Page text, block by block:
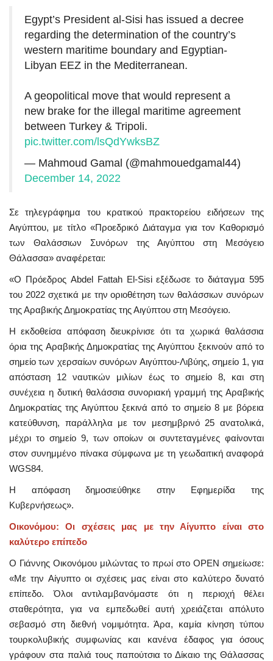
Egypt’s President al-Sisi has issued a decree
regarding the determination of the country’s
western maritime boundary and Egyptian-
Libyan EEZ in the Mediterranean.
A geopolitical move that would represent a
new brake for the illegal maritime agreement
between Turkey & Tripoli.
pic.twitter.com/lsQdYwksBZ
— Mahmoud Gamal (@mahmouedgamal44)
December 14, 2022
Σε τηλεγράφημα του κρατικού πρακτορείου ειδήσεων της
Αιγύπτου, με τίτλο «Προεδρικό Διάταγμα για τον Καθορισμό
των Θαλάσσιων Συνόρων της Αιγύπτου στη Μεσόγειο
Θάλασσα» αναφέρεται:
«Ο Πρόεδρος Abdel Fattah El-Sisi εξέδωσε το διάταγμα 595
του 2022 σχετικά με την οριοθέτηση των θαλάσσιων συνόρων
της Αραβικής Δημοκρατίας της Αιγύπτου στη Μεσόγειο.
Η εκδοθείσα απόφαση διευκρίνισε ότι τα χωρικά θαλάσσια
όρια της Αραβικής Δημοκρατίας της Αιγύπτου ξεκινούν από το
σημείο των χερσαίων συνόρων Αιγύπτου-Λιβύης, σημείο 1, για
απόσταση 12 ναυτικών μιλίων έως το σημείο 8, και στη
συνέχεια η δυτική θαλάσσια συνοριακή γραμμή της Αραβικής
Δημοκρατίας της Αιγύπτου ξεκινά από το σημείο 8 με βόρεια
κατεύθυνση, παράλληλα με τον μεσημβρινό 25 ανατολικά,
μέχρι το σημείο 9, των οποίων οι συντεταγμένες φαίνονται
στον συνημμένο πίνακα σύμφωνα με τη γεωδαιτική αναφορά
WGS84.
Η απόφαση δημοσιεύθηκε στην Εφημερίδα της
Κυβερνήσεως».
Οικονόμου: Οι σχέσεις μας με την Αίγυπτο είναι στο
καλύτερο επίπεδο
Ο Γιάννης Οικονόμου μιλώντας το πρωί στο OPEN σημείωσε:
«Με την Αίγυπτο οι σχέσεις μας είναι στο καλύτερο δυνατό
επίπεδο. Όλοι αντιλαμβανόμαστε ότι η περιοχή θέλει
σταθερότητα, για να εμπεδωθεί αυτή χρειάζεται απόλυτο
σεβασμό στη διεθνή νομιμότητα. Άρα, καμία κίνηση τύπου
τουρκολυβικής συμφωνίας και κανένα έδαφος για όσους
γράφουν στα παλιά τους παπούτσια το Δίκαιο της Θάλασσας